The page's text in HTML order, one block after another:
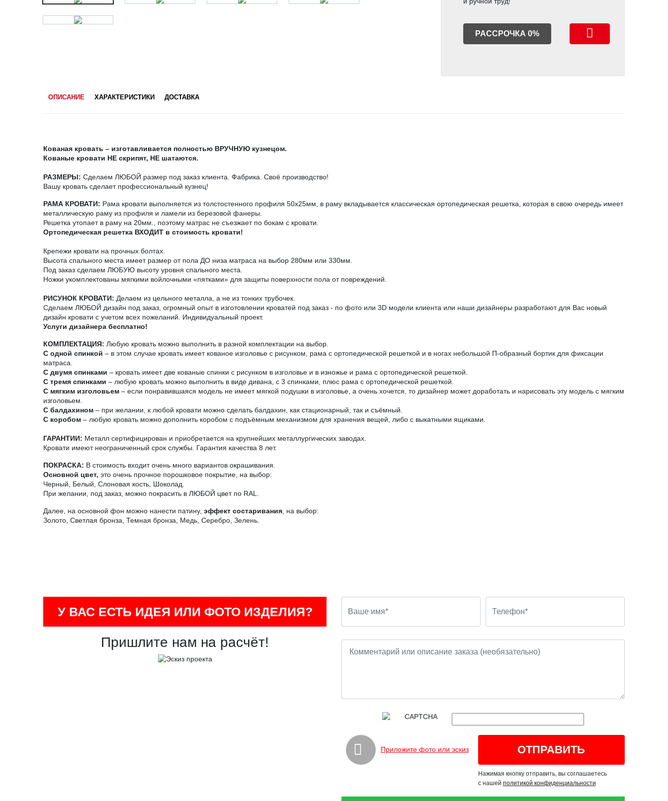
РАССРОЧКА 0%
ОПИСАНИЕ ХАРАКТЕРИСТИКИ ДОСТАВКА
Кованая кровать – изготавливается полностью ВРУЧНУЮ кузнецом.
Кованые кровати НЕ скрипят, НЕ шатаются.
РАЗМЕРЫ: Сделаем ЛЮБОЙ размер под заказ клиента. Фабрика. Своё производство!
Вашу кровать сделает профессиональный кузнец!
РАМА КРОВАТИ: Рама кровати выполняется из толстостенного профиля 50х25мм, в раму вкладывается классическая ортопедическая решетка, которая в свою очередь имеет
металлическую раму из профиля и ламели из березовой фанеры.
Решетка утопает в раму на 20мм., поэтому матрас не съезжает по бокам с кровати.
Ортопедическая решетка ВХОДИТ в стоимость кровати!
Крепежи кровати на прочных болтах.
Высота спального места имеет размер от пола ДО низа матраса на выбор 280мм или 330мм.
Под заказ сделаем ЛЮБУЮ высоту уровня спального места.
Ножки укомплектованы мягкими войлочными «пятками» для защиты поверхности пола от повреждений.
РИСУНОК КРОВАТИ: Делаем из цельного металла, а не из тонких трубочек.
Сделаем ЛЮБОЙ дизайн под заказ, огромный опыт в изготовлении кроватей под заказ - по фото или 3D модели клиента или наши дизайнеры разработают для Вас новый
дизайн кровати с учетом всех пожеланий. Индивидуальный проект.
Услуги дизайнера бесплатно!
КОМПЛЕКТАЦИЯ: Любую кровать можно выполнить в разной комплектации на выбор.
С одной спинкой – в этом случае кровать имеет кованое изголовье с рисунком, рама с ортопедической решеткой и в ногах небольшой П-образный бортик для фиксации
матраса.
С двумя спинками – кровать имеет две кованые спинки с рисунком в изголовье и в изножье и рама с ортопедической решеткой.
С тремя спинками – любую кровать можно выполнить в виде дивана, с 3 спинками, плюс рама с ортопедической решеткой.
С мягким изголовьем – если понравившаяся модель не имеет мягкой подушки в изголовье, а очень хочется, то дизайнер может доработать и нарисовать эту модель с мягким
изголовьем.
С балдахином – при желании, к любой кровати можно сделать балдахин, как стационарный, так и съёмный.
С коробом – любую кровать можно дополнить коробом с подъёмным механизмом для хранения вещей, либо с выкатными ящиками.
ГАРАНТИИ: Металл сертифицирован и приобретается на крупнейших металлургических заводах.
Кровати имеют неограниченный срок службы. Гарантия качества 8 лет.
ПОКРАСКА: В стоимость входит очень много вариантов окрашивания.
Основной цвет, это очень прочное порошковое покрытие, на выбор:
Черный, Белый, Слоновая кость, Шоколад.
При желании, под заказ, можно покрасить в ЛЮБОЙ цвет по RAL.
Далее, на основной фон можно нанести патину, эффект состаривания , на выбор:
Золото, Светлая бронза, Темная бронза, Медь, Серебро, Зелень.
У ВАС ЕСТЬ ИДЕЯ ИЛИ ФОТО ИЗДЕЛИЯ?
Пришлите нам на расчёт!
Приложите фото или эскиз
Нажимая кнопку отправить, вы соглашаетесь
с нашей политикой конфиденциальности